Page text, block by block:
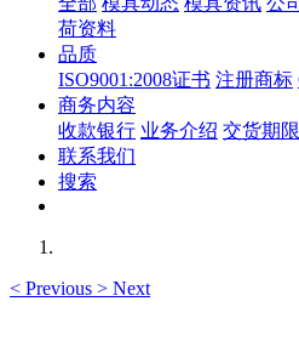
荷资料
品质
ISO9001:2008证书 注册商标
商务内容
收款银行 业务介绍 交货期限
联系我们
搜索
< Previous > Next